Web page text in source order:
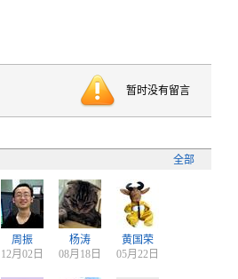
暂时没有留言
全部
周振
12月02日
杨涛
08月18日
黄国荣
05月22日